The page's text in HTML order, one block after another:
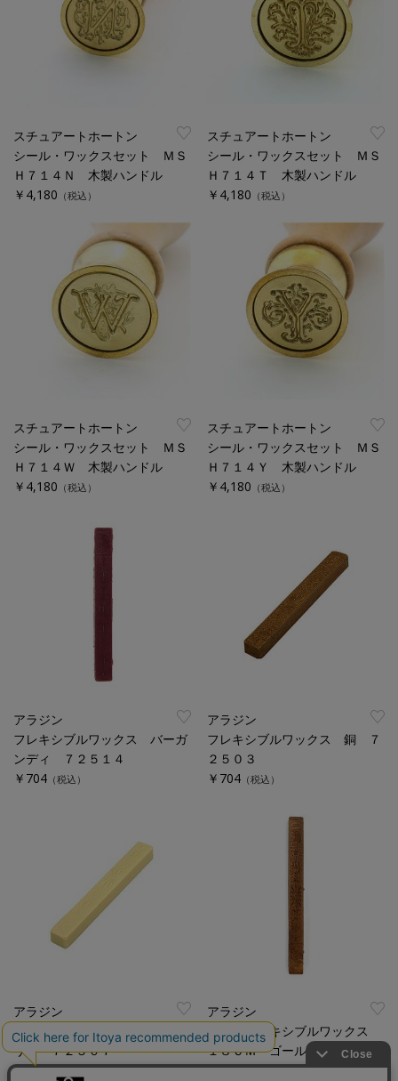
スチュアートホートン
シール・ワックスセット ＭＳ
Ｈ７１４Ｎ 木製ハンドル
￥4,180 （税込）
スチュアートホートン
シール・ワックスセット ＭＳ
Ｈ７１４Ｔ 木製ハンドル
￥4,180 （税込）
スチュアートホートン
シール・ワックスセット ＭＳ
Ｈ７１４Ｗ 木製ハンドル
￥4,180 （税込）
スチュアートホートン
シール・ワックスセット ＭＳ
Ｈ７１４Ｙ 木製ハンドル
￥4,180 （税込）
アラジン
フレキシブルワックス バーガ
ンディ ７２５１４
￥704 （税込）
アラジン
フレキシブルワックス 銅 ７
２５０３
￥704 （税込）
アラジン
フレキシブルワックス アイボ
リー ７２５０７
￥704（税込）
アラジン
ビックフレキシブルワックス
１８ＣＭ ゴールド
￥1,100（税込）